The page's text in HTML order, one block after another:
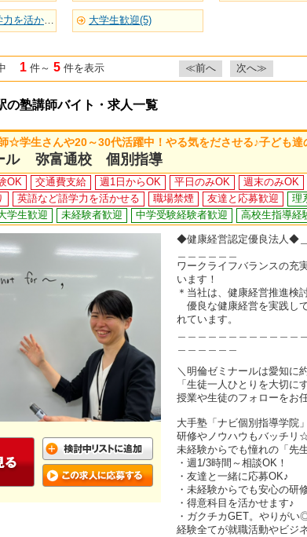
英語など語学力を活かせる(5) 大学生歓迎(5)
中 1 件～ 5 件を表示 ≪前へ 次へ≫
の塾講師バイト・求人一覧
☆学生さんや20～30代活躍中！やる気をださせる♪子ども達
ル 弥富通校 個別指導
OK 交通費支給 週1日からOK 平日のみOK 週末のみOK
英語など語学力を活かせる 職場禁煙 友達と応募歓迎 理
学生歓迎 未経験者歓迎 中学受験経験者歓迎 高校生指導経
◆健康経営認定優良法人◆＿
ワークライフバランスの充
います！
＊当社は、健康経営推進検
優良な健康経営を実践し
れています。
＼明倫ゼミナールは愛知に
「生徒一人ひとりを大切に
授業や生徒のフォローをお
大手塾「ナビ個別指導学院
研修やノウハウもバッチリ
未経験からでも憧れの「先
・週1/3時間～相談OK！
・友達と一緒に応募OK♪
・未経験からでも安心の研
・得意科目を活かせます♪
・ガクチカGET。やりがい
経験全てが就職活動やビジ